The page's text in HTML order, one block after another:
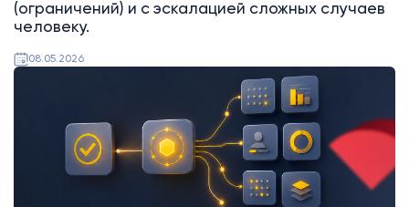
(ограничений) и с эскалацией сложных случаев
человеку.
08.05.2026